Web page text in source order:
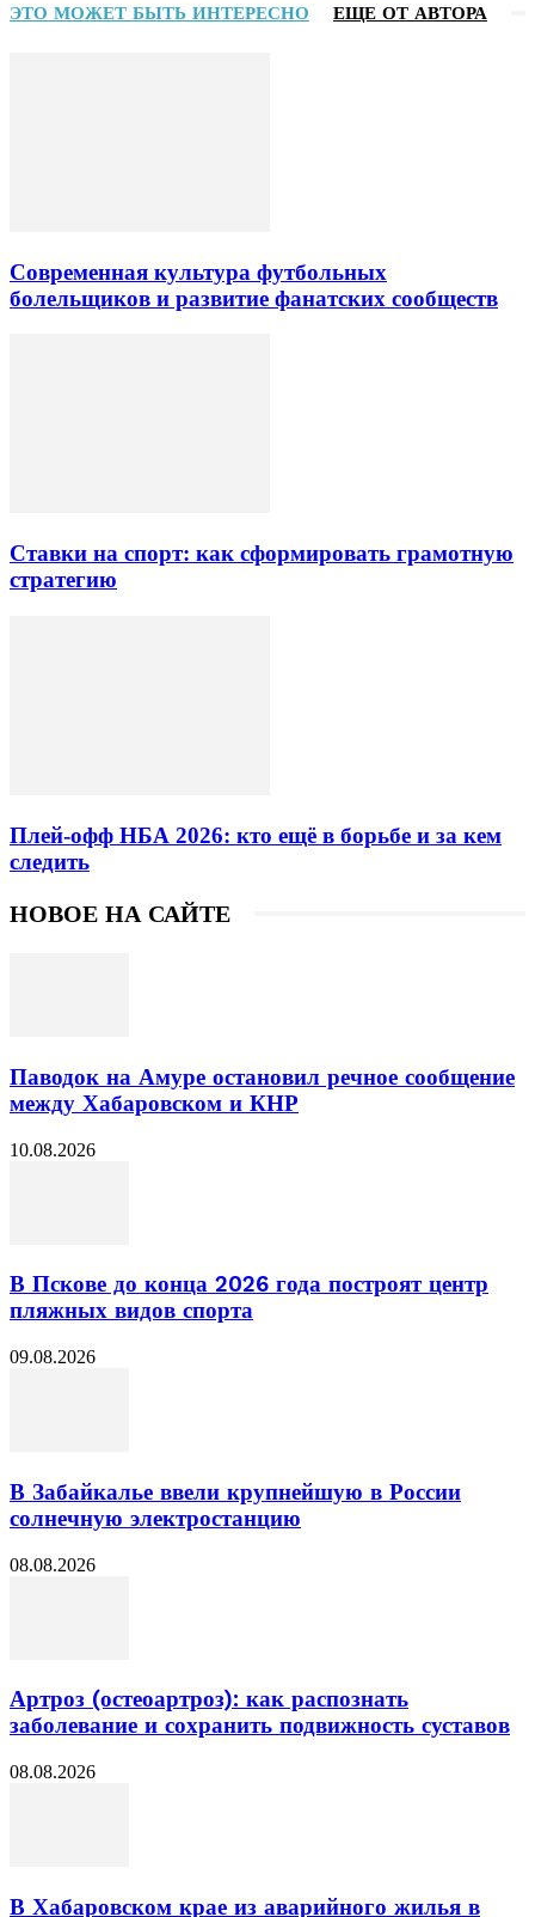
ЭТО МОЖЕТ БЫТЬ ИНТЕРЕСНО ЕЩЕ ОТ АВТОРА
Современная культура футбольных
болельщиков и развитие фанатских сообществ
Ставки на спорт: как сформировать грамотную
стратегию
Плей-офф НБА 2026: кто ещё в борьбе и за кем
следить
НОВОЕ НА САЙТЕ
Паводок на Амуре остановил речное сообщение
между Хабаровском и КНР
10.08.2026
В Пскове до конца 2026 года построят центр
пляжных видов спорта
09.08.2026
В Забайкалье ввели крупнейшую в России
солнечную электростанцию
08.08.2026
Артроз (остеоартроз): как распознать
заболевание и сохранить подвижность суставов
08.08.2026
В Хабаровском крае из аварийного жилья в